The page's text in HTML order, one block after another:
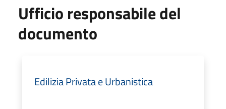
Ufficio responsabile del
documento
Edilizia Privata e Urbanistica